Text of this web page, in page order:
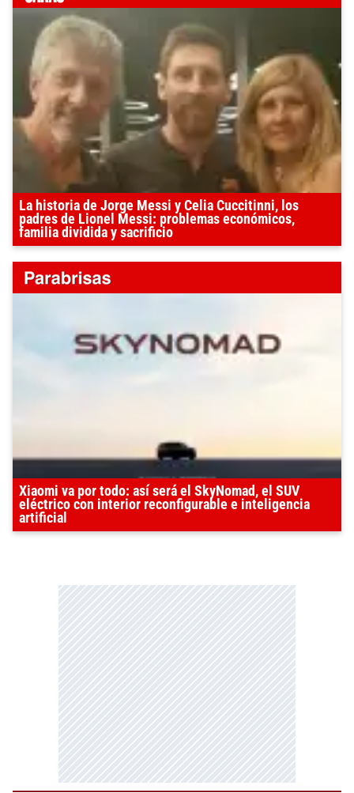
La historia de Jorge Messi y Celia Cuccitinni, los
padres de Lionel Messi: problemas económicos,
familia dividida y sacrificio
Xiaomi va por todo: así será el SkyNomad, el SUV
eléctrico con interior reconfigurable e inteligencia
artificial